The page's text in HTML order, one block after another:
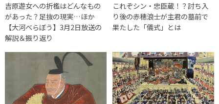
吉原遊女への折檻はどんなもの
があった？足抜の現実…ほか
【大河べらぼう】3月2日放送の
解説＆振り返り
これぞシン・忠臣蔵！？討ち入
り後の赤穂浪士が主君の墓前で
果たした「儀式」とは